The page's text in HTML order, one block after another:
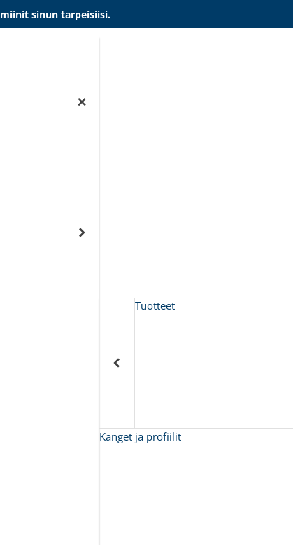
sinun tarpeisiisi.
Tuotteet
Kanget ja profiilit